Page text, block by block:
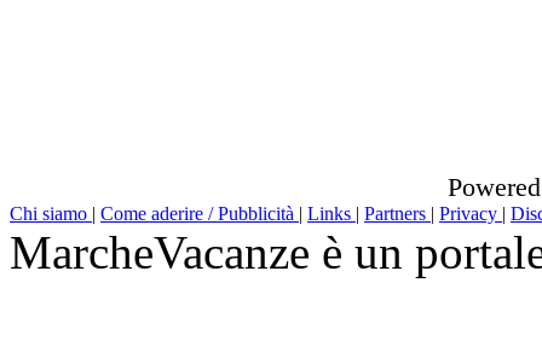
Chi siamo | Come aderire / Pubblicità | Links | Partners | Privacy |
MarcheVacanze è un